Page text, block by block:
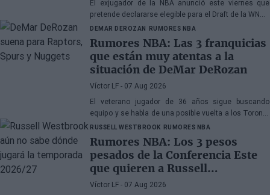
El exjugador de la NBA anunció este viernes que
pretende declararse elegible para el Draft de la WNBA
de 2027
DEMAR DEROZAN RUMORES NBA
Rumores NBA: Las 3 franquicias
que están muy atentas a la
situación de DeMar DeRozan
Víctor LF - 07 Aug 2026
El veterano jugador de 36 años sigue buscando
equipo y se habla de una posible vuelta a los Toronto
Raptors o San Antonio Spurs, mientras Denver
Nuggets también forma parte de la ecuación
RUSSELL WESTBROOK RUMORES NBA
Rumores NBA: Los 3 pesos
pesados de la Conferencia Este
que quieren a Russell
Westbrook
Víctor LF - 07 Aug 2026